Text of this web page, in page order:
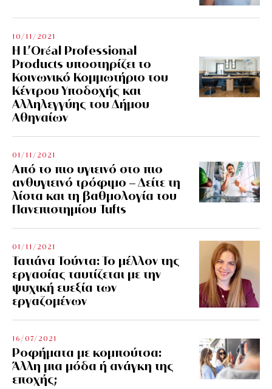
10/11/2021
Η L’Οréal Professional
Products υποστηρίζει το
Κοινωνικό Κομμωτήριο του
Κέντρου Υποδοχής και
Αλληλεγγύης του Δήμου
Αθηναίων
01/11/2021
Από το πιο υγιεινό στο πιο
ανθυγιεινό τρόφιμο – Δείτε τη
λίστα και τη βαθμολογία του
Πανεπιστημίου Tufts
01/11/2021
Τατιάνα Τούντα: Το μέλλον της
εργασίας ταυτίζεται με την
ψυχική ευεξία των
εργαζομένων
16/07/2021
Ροφήματα με κομπούτσα:
Άλλη μια μόδα ή ανάγκη της
εποχής;